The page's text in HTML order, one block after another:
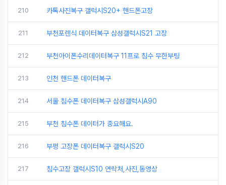
210 카톡사진복구 갤럭시S20+ 핸드폰고장
211 부천포렌식 데이터복구 삼성갤럭시S21 고장
212 부천아이폰수리데이터복구 11프로 침수 무한부팅
213 인천 핸드폰 데이터복구
214 서울 침수폰 데이터복구 삼성갤럭시A90
215 부천 침수폰 데이터가 중요해요.
216 부평 고장폰 데이터복구 갤럭시S20
217 침수고장 갤럭시S10 연락처,사진,동영상